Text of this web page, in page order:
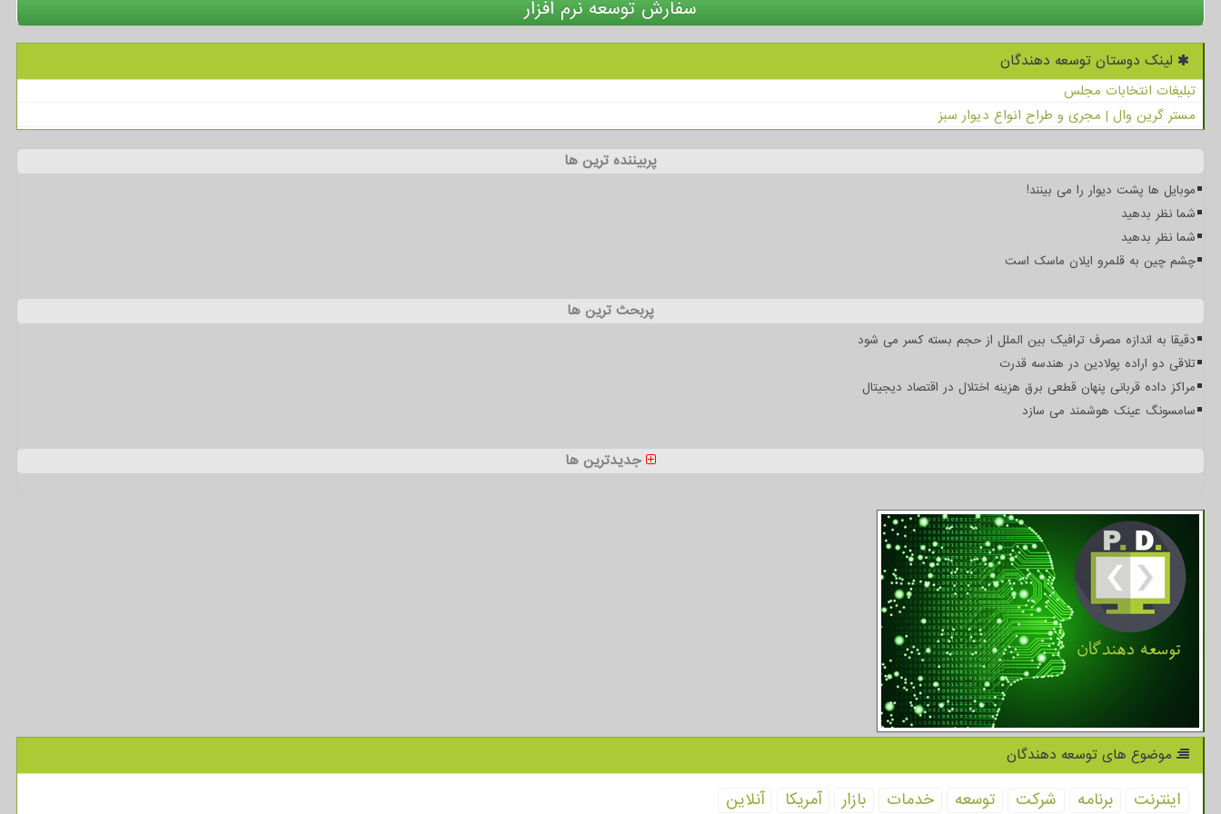
سفارش توسعه نرم افزار
لینک دوستان توسعه دهندگان
تبلیغات انتخابات مجلس
مستر گرین وال | مجری و طراح انواع دیوار سبز
پربیننده ترین ها
موبایل ها پشت دیوار را می بینند!
شما نظر بدهید
شما نظر بدهید
چشم چین به قلمرو ایلان ماسک است
پربحث ترین ها
دقیقا به اندازه مصرف ترافیک بین الملل از حجم بسته کسر می شود
تلاقی دو اراده پولادین در هندسه قدرت
مراکز داده قربانی پنهان قطعی برق هزینه اختلال در اقتصاد دیجیتال
سامسونگ عینک هوشمند می سازد
جدیدترین ها
موضوع های توسعه دهندگان
اینترنت برنامه شركت توسعه خدمات بازار آمریكا آنلاین